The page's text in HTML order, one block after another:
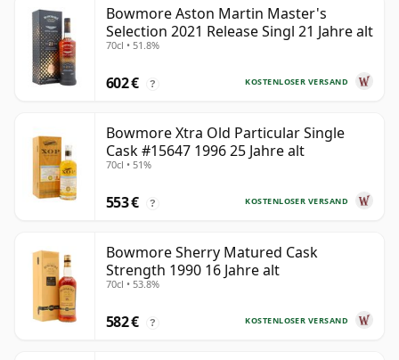
Bowmore Aston Martin Master's
Selection 2021 Release Singl 21 Jahre alt
70cl • 51.8%
KOSTENLOSER VERSAND
602 € ?
Bowmore Xtra Old Particular Single
Cask #15647 1996 25 Jahre alt
70cl • 51%
KOSTENLOSER VERSAND
553 € ?
Bowmore Sherry Matured Cask
Strength 1990 16 Jahre alt
70cl • 53.8%
KOSTENLOSER VERSAND
582 € ?